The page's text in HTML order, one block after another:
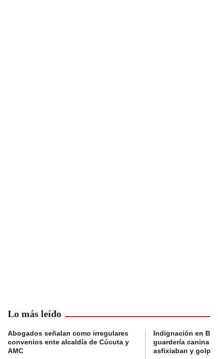
Lo más leído
Abogados señalan como irregulares
convenios ente alcaldía de Cúcuta y
AMC
Indignación en
guardería canina
asfixiaban y